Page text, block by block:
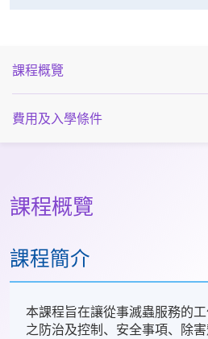
課程概覽
費用及入學條件
課程概覽
課程簡介
本課程旨在讓從事滅蟲服務的
之防治及控制、安全事項、除